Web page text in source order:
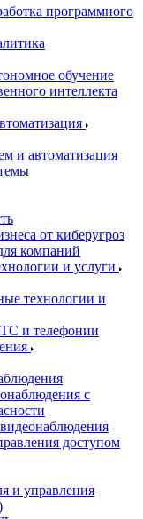
программного
обучение
интеллекта
и автоматизация
от киберугроз
компаний
и услуги
технологии и
и телефонии
с
доступом
и управления